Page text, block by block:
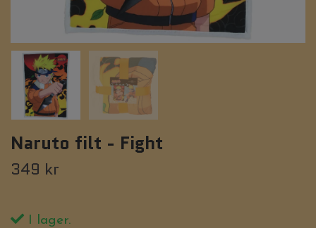
Naruto filt - Fight
349 kr
I lager.